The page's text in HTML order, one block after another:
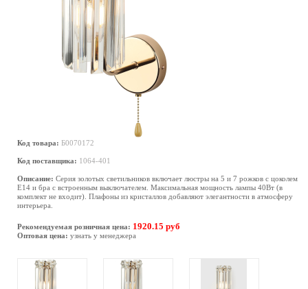
Код товара: Б0070172
Код поставщика: 1064-401
Описание: Серия золотых светильников включает люстры на 5 и 7 рожков с цоколем
E14 и бра с встроенным выключателем. Максимальная мощность лампы 40Вт (в
комплект не входит). Плафоны из кристаллов добавляют элегантности в атмосферу
интерьера.
Рекомендуемая розничная цена: 1920.15 руб
Оптовая цена: узнать у менеджера